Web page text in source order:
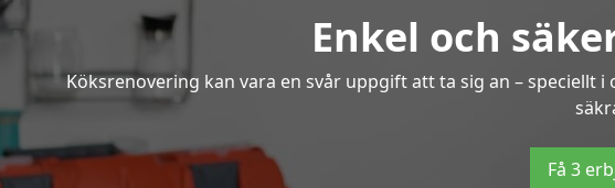
Enkel och
Köksrenovering kan vara en svår uppgift att ta sig an –
Få 3